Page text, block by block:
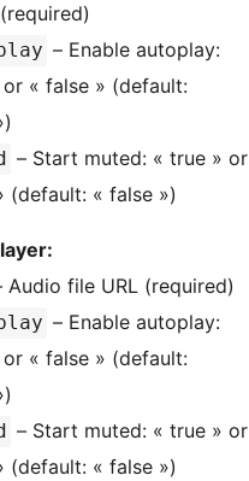
– Enable autoplay:
« false » (default:
– Start muted: « true » or
(default: « false »)
Audio file URL (required)
– Enable autoplay:
« false » (default:
– Start muted: « true » or
(default: « false »)